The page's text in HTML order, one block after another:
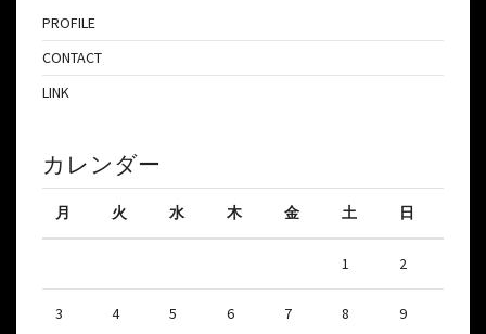
PROFILE
CONTACT
LINK
カレンダー
月 火 水 木 金 土 日
1 2
3 4 5 6 7 8 9